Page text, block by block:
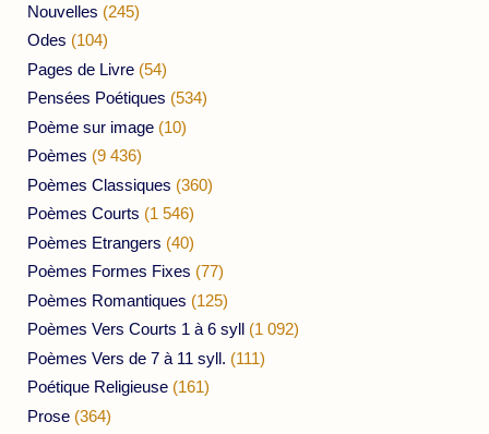
Nouvelles (245)
Odes (104)
Pages de Livre (54)
Pensées Poétiques (534)
Poème sur image (10)
Poèmes (9 436)
Poèmes Classiques (360)
Poèmes Courts (1 546)
Poèmes Etrangers (40)
Poèmes Formes Fixes (77)
Poèmes Romantiques (125)
Poèmes Vers Courts 1 à 6 syll (1 092)
Poèmes Vers de 7 à 11 syll. (111)
Poétique Religieuse (161)
Prose (364)